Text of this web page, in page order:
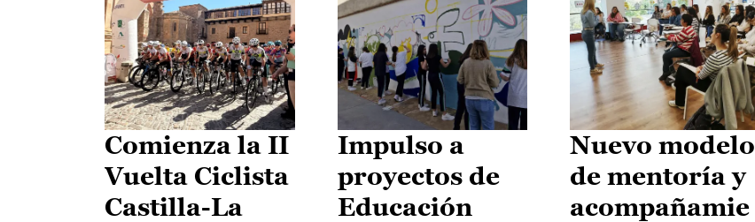
Comienza la II
Vuelta Ciclista
Castilla-La
Impulso a
proyectos de
Educación
Nuevo modelo
de mentoría y
acompañamie